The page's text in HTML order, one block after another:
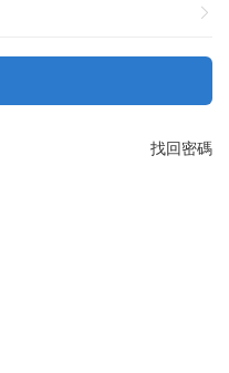
找回密碼